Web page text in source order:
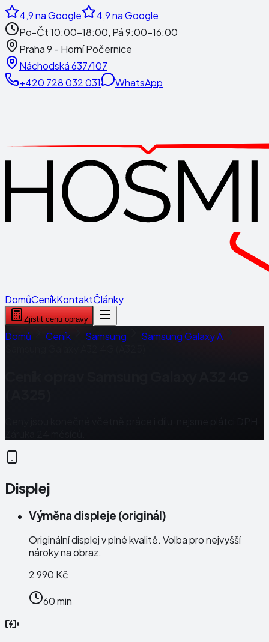
4,9na Google 4,9na Google
Po-Čt 10:00-18:00, Pá 9:00-16:00
Praha 9 - Horní Počernice
Náchodská 637/107
+420 728 032 031
WhatsApp
DomůCeníkKontaktČlánky
Zjistit cenu opravy
Domů Ceník Samsung
Samsung Galaxy A
Displej
Výměna displeje (originál)
Originální displej v plné kvalitě. Volba pro nejvyšší
nároky na obraz.
2 990 Kč
60 min